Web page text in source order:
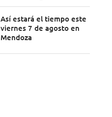
Así estará el tiempo este
viernes 7 de agosto en
Mendoza